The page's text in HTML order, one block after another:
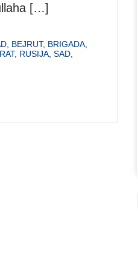
[…]
BEJRUT, BRIGADA
RAT, RUSIJA SAD